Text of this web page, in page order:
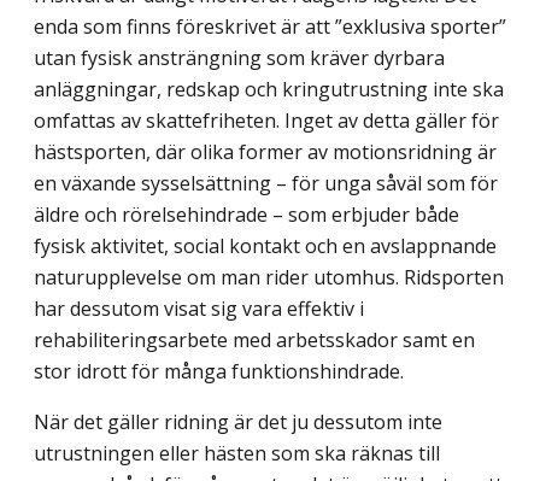
enda som finns föreskrivet är att ”exklusiva sporter”
utan fysisk ansträngning som kräver dyrbara
anläggningar, redskap och kringutrustning inte ska
omfattas av skattefriheten. Inget av detta gäller för
hästsporten, där olika former av motionsridning är
en växande sysselsättning – för unga såväl som för
äldre och rörelsehindrade – som erbjuder både
fysisk aktivitet, social kontakt och en avslappnande
naturupplevelse om man rider utomhus. Ridsporten
har dessutom visat sig vara effektiv i
rehabiliteringsarbete med arbetsskador samt en
stor idrott för många funktionshindrade.
När det gäller ridning är det ju dessutom inte
utrustningen eller hästen som ska räknas till